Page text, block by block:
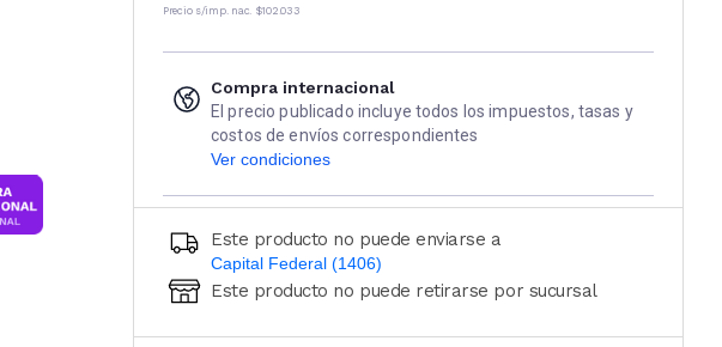
Precio s/imp. nac. $102.033
Compra internacional
El precio publicado incluye todos los impuestos, tasas y
costos de envíos correspondientes
Ver condiciones
Este producto no puede enviarse a
Capital Federal (1406)
Ingresá código postal (sólo números)
CALCULAR
Este producto no puede retirarse por sucursal